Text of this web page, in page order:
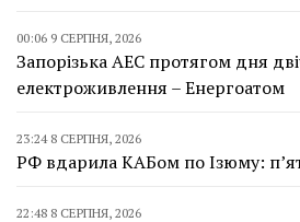
00:06 9 СЕРПНЯ, 2026
Запорізька АЕС протягом дня
електроживлення – Енергоатом
23:24 8 СЕРПНЯ, 2026
РФ вдарила КАБом по Ізюму:
22:48 8 СЕРПНЯ, 2026